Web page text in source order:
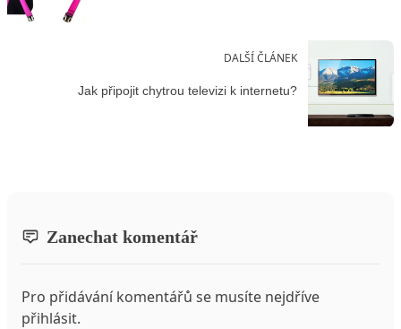
DALŠÍ ČLÁNEK
Jak připojit chytrou televizi k internetu?
Zanechat komentář
Pro přidávání komentářů se musíte nejdříve
přihlásit.